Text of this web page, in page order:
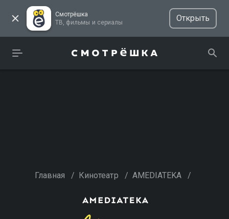
Смотрёшка
ТВ, фильмы и сериалы
Открыть
Главная / Кинотеатр / AMEDIATEKA /